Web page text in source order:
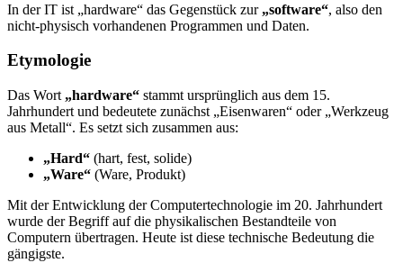
In der IT ist „hardware“ das Gegenstück zur „software“, also den
nicht-physisch vorhandenen Programmen und Daten.
Etymologie
Das Wort „hardware“ stammt ursprünglich aus dem 15.
Jahrhundert und bedeutete zunächst „Eisenwaren“ oder „Werkzeug
aus Metall“. Es setzt sich zusammen aus:
„Hard“ (hart, fest, solide)
„Ware“ (Ware, Produkt)
Mit der Entwicklung der Computertechnologie im 20. Jahrhundert
wurde der Begriff auf die physikalischen Bestandteile von
Computern übertragen. Heute ist diese technische Bedeutung die
gängigste.